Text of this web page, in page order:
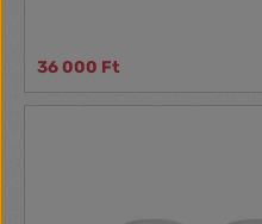
36 000 Ft